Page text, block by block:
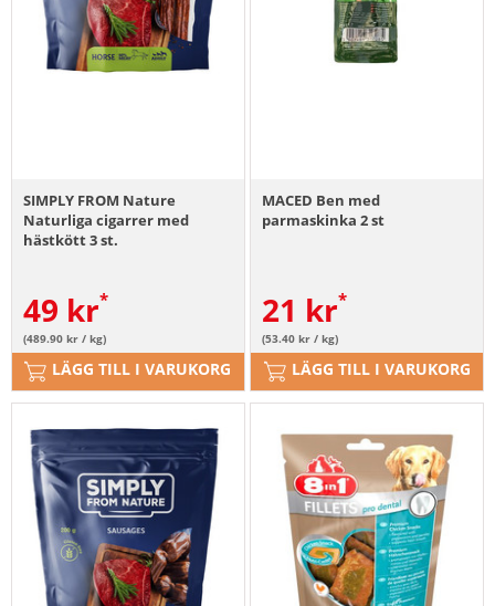
SIMPLY FROM Nature
Naturliga cigarrer med
hästkött 3 st.
49 kr
(489.90 kr / kg)
LÄGG TILL I VARUKORG
MACED Ben med
parmaskinka 2 st
21 kr
(53.40 kr / kg)
LÄGG TILL I VARUKORG